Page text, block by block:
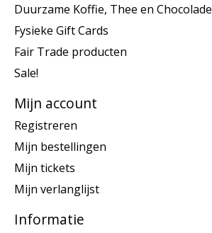
Duurzame Koffie, Thee en Chocolade
Fysieke Gift Cards
Fair Trade producten
Sale!
Mijn account
Registreren
Mijn bestellingen
Mijn tickets
Mijn verlanglijst
Informatie